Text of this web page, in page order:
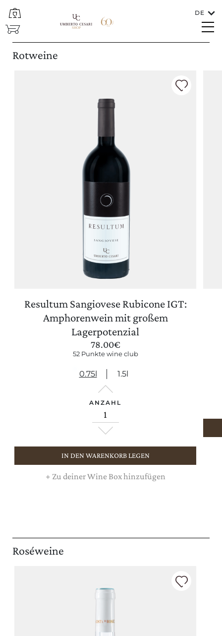
SHOP
DE
Sprachen
DEUTSCH
In welches Land soll der Wein versendet
ITALIA/SAN MARINO
EINSTELLUNGEN AKTUALISIEREN
SCHLIESSEN
Rotweine
Resultum Sangiovese Rubicone IGT:
Amphorenwein mit großem
Lagerpotenzial
78.00€
52 Punkte wine club
0.75l 1.5l
ANZAHL
IN DEN WARENKORB LEGEN
+ Zu deiner Wine Box hinzufügen
Roséweine